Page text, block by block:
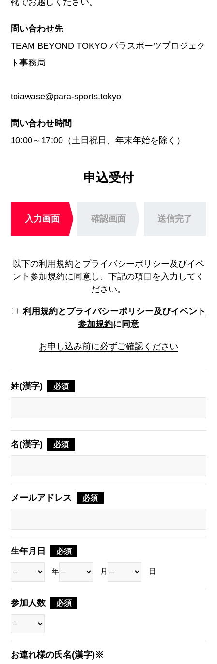
靴でお越しください。
問い合わせ先
TEAM BEYOND TOKYO パラスポーツプロジェク
ト事務局
toiawase@para-sports.tokyo
問い合わせ時間
10:00～17:00（土日祝日、年末年始を除く）
申込受付
入力画面 確認画面 送信完了
以下の利用規約とプライバシーポリシー及びイベ
ント参加規約に同意し、下記の項目を入力してく
ださい。
利用規約と プライバシーポリシー及びイベント
参加規約に同意
お申し込み前に必ずご確認ください
姓(漢字) 必須
名(漢字) 必須
メールアドレス 必須
生年月日 必須
年 月 日
参加人数 必須
お連れ様の氏名(漢字)※